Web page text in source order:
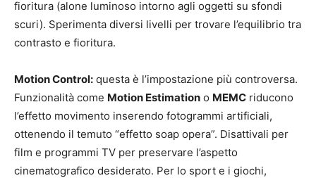
fioritura (alone luminoso intorno agli oggetti su sfondi
scuri). Sperimenta diversi livelli per trovare l’equilibrio tra
contrasto e fioritura.
Motion Control: questa è l’impostazione più controversa.
Funzionalità come Motion Estimation o MEMC riducono
l’effetto movimento inserendo fotogrammi artificiali,
ottenendo il temuto “effetto soap opera”. Disattivali per
film e programmi TV per preservare l’aspetto
cinematografico desiderato. Per lo sport e i giochi,